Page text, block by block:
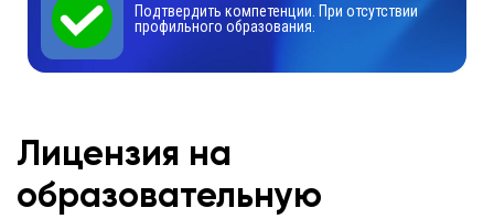
Подтвердить компетенции. При отсутствии
профильного образования.
Лицензия на
образовательную